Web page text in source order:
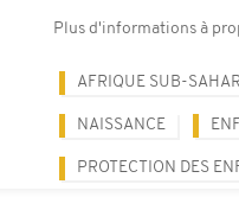
Plus d'informations à
AFRIQUE SUB-
NAISSANCE
PROTECTION DES